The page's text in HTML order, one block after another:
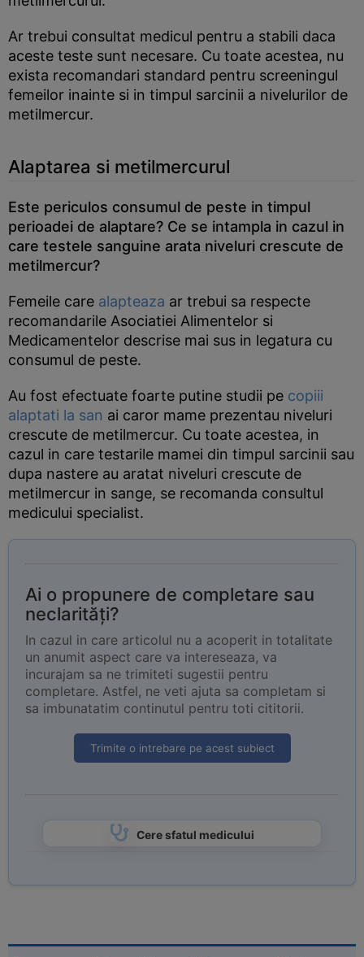
Ar trebui consultat medicul pentru a stabili daca
aceste teste sunt necesare. Cu toate acestea, nu
exista recomandari standard pentru screeningul
femeilor inainte si in timpul sarcinii a nivelurilor de
metilmercur.
Alaptarea si metilmercurul
Este periculos consumul de peste in timpul
perioadei de alaptare? Ce se intampla in cazul in
care testele sanguine arata niveluri crescute de
metilmercur?
Femeile care alapteaza ar trebui sa respecte
recomandarile Asociatiei Alimentelor si
Medicamentelor descrise mai sus in legatura cu
consumul de peste.
Au fost efectuate foarte putine studii pe copiii
alaptati la san ai caror mame prezentau niveluri
crescute de metilmercur. Cu toate acestea, in
cazul in care testarile mamei din timpul sarcinii sau
dupa nastere au aratat niveluri crescute de
metilmercur in sange, se recomanda consultul
medicului specialist.
Ai o propunere de completare sau
neclarități?
In cazul in care articolul nu a acoperit in totalitate
un anumit aspect care va intereseaza, va
incurajam sa ne trimiteti sugestii pentru
completare. Astfel, ne veti ajuta sa completam si
sa imbunatatim continutul pentru toti cititorii.
Trimite o intrebare pe acest subiect
Cere sfatul medicului